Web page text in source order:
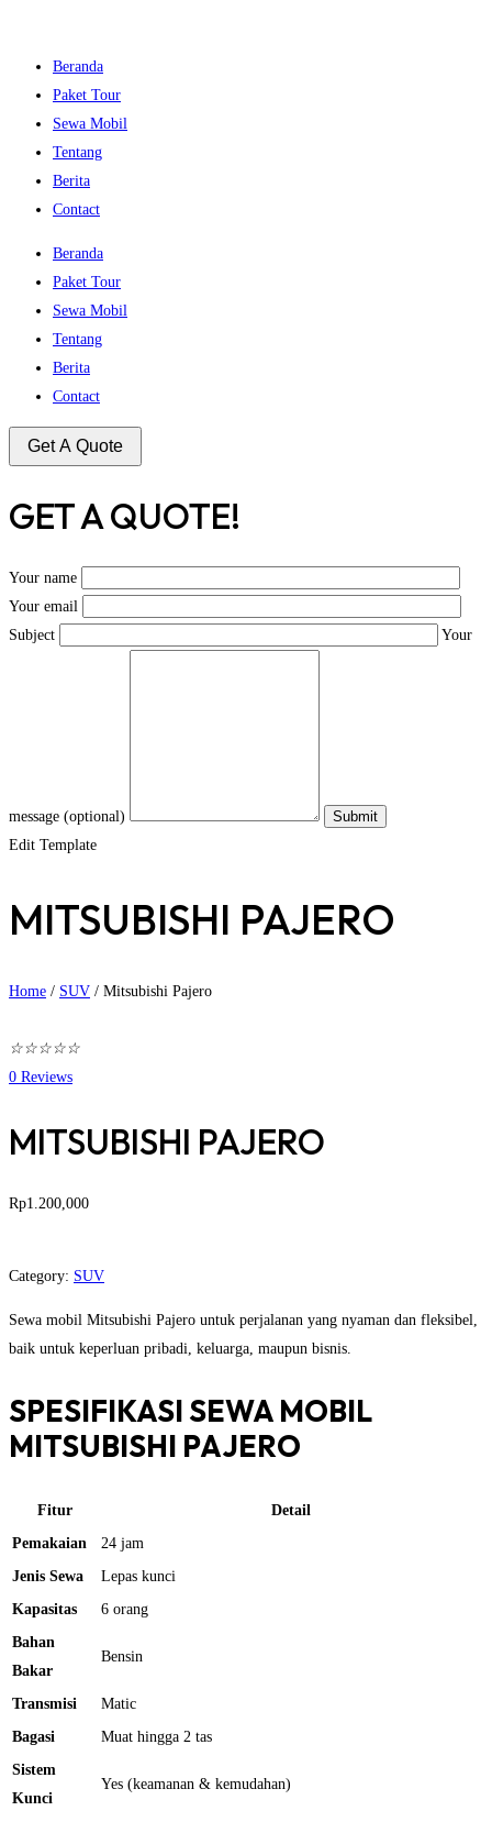
Beranda
Paket Tour
Sewa Mobil
Tentang
Berita
Contact
Beranda
Paket Tour
Sewa Mobil
Tentang
Berita
Contact
Get A Quote
GET A QUOTE!
Your name
Your email
Subject
Your
message (optional)
Edit Template
MITSUBISHI PAJERO
Home / SUV / Mitsubishi Pajero
☆☆☆☆☆
0 Reviews
MITSUBISHI PAJERO
Rp1.200,000
Category: SUV
Sewa mobil Mitsubishi Pajero untuk perjalanan yang nyaman dan fleksibel,
baik untuk keperluan pribadi, keluarga, maupun bisnis.
SPESIFIKASI SEWA MOBIL
MITSUBISHI PAJERO
Fitur
Detail
Pemakaian
24 jam
Jenis Sewa
Lepas kunci
Kapasitas
6 orang
Bahan
Bakar
Bensin
Transmisi
Matic
Bagasi
Muat hingga 2 tas
Sistem
Kunci
Yes (keamanan & kemudahan)